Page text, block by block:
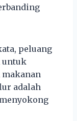
peluang
untuk
adalah